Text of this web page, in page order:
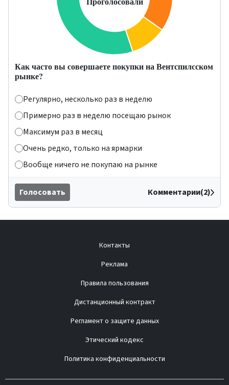
Как часто вы совершаете покупки на Вентспилсском
рынке?
Регулярно, несколько раз в неделю
Примерно раз в неделю посещаю рынок
Максимум раз в месяц
Очень редко, только на ярмарки
Вообще ничего не покупаю на рынке
Голосовать Комментарии(2)
Контакты
Реклама
Правила пользования
Дистанционный контракт
Регламент о защите данных
Этический кодекс
Политика конфиденциальности